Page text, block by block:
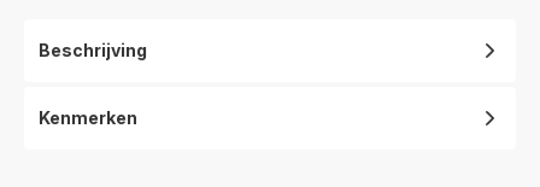
Beschrijving
Kenmerken